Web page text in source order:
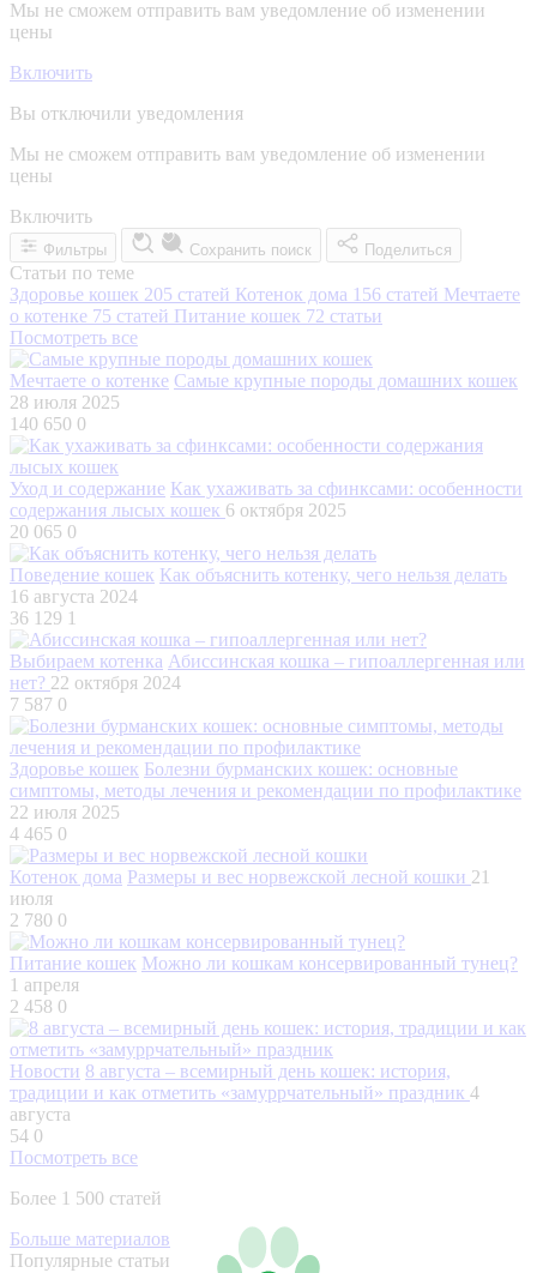
Мы не сможем отправить вам уведомление об изменении
цены
Включить
Вы отключили уведомления
Мы не сможем отправить вам уведомление об изменении
цены
Включить
Фильтры Сохранить поиск Поделиться
Статьи по теме
Здоровье кошек 205 статей Котенок дома 156 статей Мечтаете
о котенке 75 статей Питание кошек 72 статьи
Посмотреть все
Мечтаете о котенке Самые крупные породы домашних кошек
28 июля 2025
140 650 0
Уход и содержание Как ухаживать за сфинксами: особенности
содержания лысых кошек 6 октября 2025
20 065 0
Поведение кошек Как объяснить котенку, чего нельзя делать
16 августа 2024
36 129 1
Выбираем котенка Абиссинская кошка – гипоаллергенная или
нет? 22 октября 2024
7 587 0
Здоровье кошек Болезни бурманских кошек: основные
симптомы, методы лечения и рекомендации по профилактике
22 июля 2025
4 465 0
Котенок дома Размеры и вес норвежской лесной кошки 21
июля
2 780 0
Питание кошек Можно ли кошкам консервированный тунец?
1 апреля
2 458 0
Новости 8 августа – всемирный день кошек: история,
традиции и как отметить «замуррчательный» праздник 4
августа
54 0
Посмотреть все
Более 1 500 статей
Больше материалов
Популярные статьи